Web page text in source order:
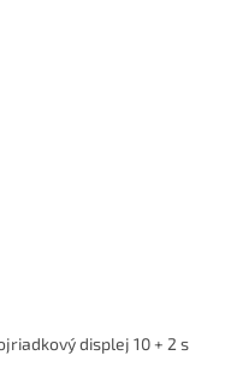
displej 10 + 2 s